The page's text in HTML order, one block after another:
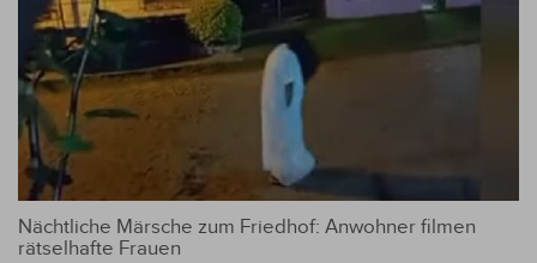
Nächtliche Märsche zum Friedhof: Anwohner filmen
rätselhafte Frauen